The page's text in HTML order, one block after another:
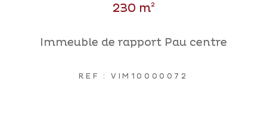
230 m²
Immeuble de rapport Pau centre
REF : VIM10000072